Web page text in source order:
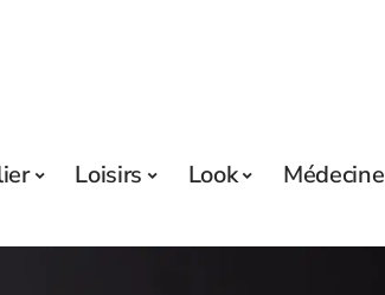
Loisirs Look Médecine